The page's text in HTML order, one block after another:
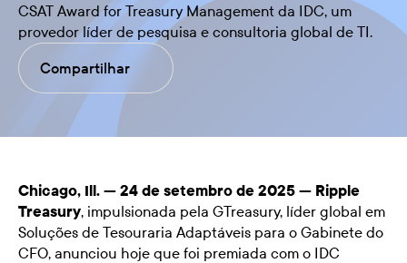
CSAT Award for Treasury Management da IDC, um
provedor líder de pesquisa e consultoria global de TI.
Compartilhar
Chicago, Ill. — 24 de setembro de 2025 — Ripple
Treasury, impulsionada pela GTreasury, líder global em
Soluções de Tesouraria Adaptáveis para o Gabinete do
CFO, anunciou hoje que foi premiada com o IDC